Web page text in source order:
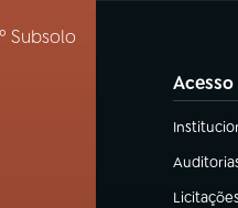
Subsolo
(abre em
(abre em
(abre em